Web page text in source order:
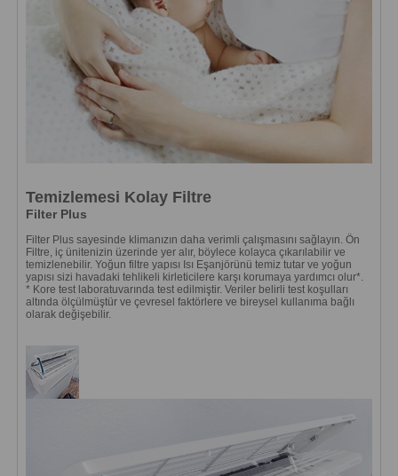
Temizlemesi Kolay Filtre
Filter Plus
Filter Plus sayesinde klimanızın daha verimli çalışmasını sağlayın. Ön
Filtre, iç ünitenizin üzerinde yer alır, böylece kolayca çıkarılabilir ve
temizlenebilir. Yoğun filtre yapısı Isı Eşanjörünü temiz tutar ve yoğun
yapısı sizi havadaki tehlikeli kirleticilere karşı korumaya yardımcı olur*.
* Kore test laboratuvarında test edilmiştir. Veriler belirli test koşulları
altında ölçülmüştür ve çevresel faktörlere ve bireysel kullanıma bağlı
olarak değişebilir.